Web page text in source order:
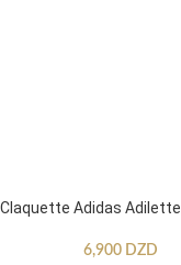
Claquette Adidas Adilette
6,900 DZD